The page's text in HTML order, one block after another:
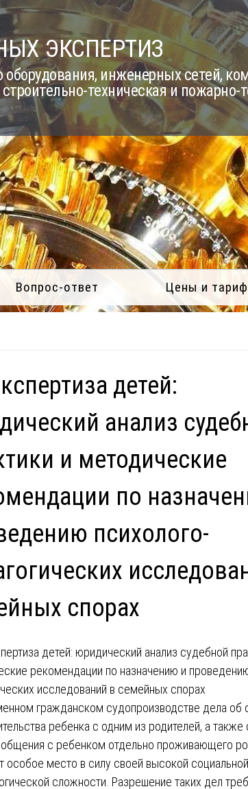
ЭКСПЕРТИЗ
инженерных сетей,
техническая и пожарно-
Вопрос-ответ Цены и
детей:
анализ
и методические
по
психолого-
спорах
гражданском судопроизводстве дела об
ребенка с одним из родителей, а
с ребенком отдельно проживающего
особое место в силу своей высокой
сложности. Разрешение таких дел